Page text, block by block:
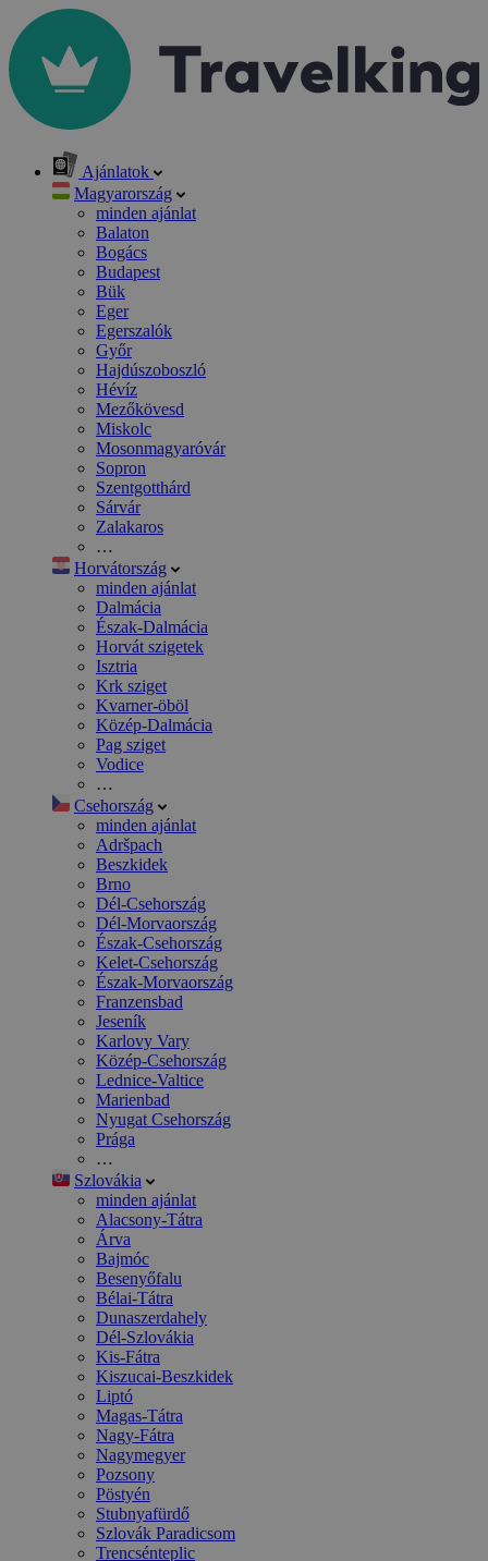
Ajánlatok
Magyarország
minden ajánlat
Balaton
Bogács
Budapest
Bük
Eger
Egerszalók
Győr
Hajdúszoboszló
Hévíz
Mezőkövesd
Miskolc
Mosonmagyaróvár
Sopron
Szentgotthárd
Sárvár
Zalakaros
…
Horvátország
minden ajánlat
Dalmácia
Észak-Dalmácia
Horvát szigetek
Isztria
Krk sziget
Kvarner-öböl
Közép-Dalmácia
Pag sziget
Vodice
…
Csehország
minden ajánlat
Adršpach
Beszkidek
Brno
Dél-Csehország
Dél-Morvaország
Észak-Csehország
Kelet-Csehország
Észak-Morvaország
Franzensbad
Jeseník
Karlovy Vary
Közép-Csehország
Lednice-Valtice
Marienbad
Nyugat Csehország
Prága
…
Szlovákia
minden ajánlat
Alacsony-Tátra
Árva
Bajmóc
Besenyőfalu
Bélai-Tátra
Dunaszerdahely
Dél-Szlovákia
Kis-Fátra
Kiszucai-Beszkidek
Liptó
Magas-Tátra
Nagy-Fátra
Nagymegyer
Pozsony
Pöstyén
Stubnyafürdő
Szlovák Paradicsom
Trencsénteplic